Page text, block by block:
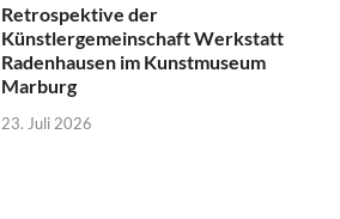
Retrospektive der
Künstlergemeinschaft Werkstatt
Radenhausen im Kunstmuseum
Marburg
23. Juli 2026